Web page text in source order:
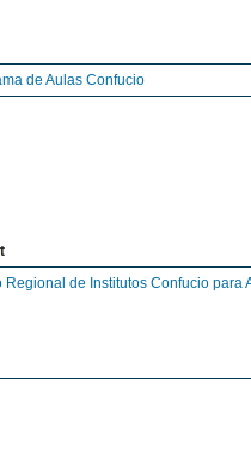
de Aulas Confucio
Regional de Institutos Confucio para